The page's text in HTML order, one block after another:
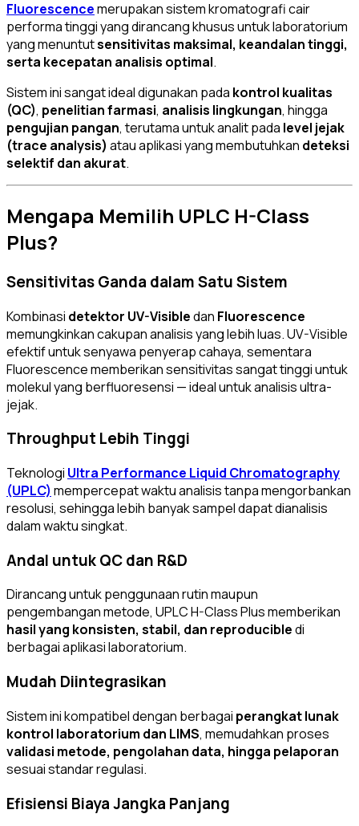
Fluorescencemerupakan sistem kromatografi cair
performa tinggi yang dirancang khusus untuk laboratorium
yang menuntutsensitivitas maksimal, keandalan tinggi,
serta kecepatan analisis optimal.
Sistem ini sangat ideal digunakan pada kontrol kualitas
(QC), penelitian farmasi, analisis lingkungan, hingga
pengujian pangan, terutama untuk analit pada level jejak
(trace analysis) atau aplikasi yang membutuhkan deteksi
selektif dan akurat.
Mengapa Memilih UPLC H-Class
Plus?
Sensitivitas Ganda dalam Satu Sistem
Kombinasi detektor UV-Visibledan Fluorescence
memungkinkan cakupan analisis yang lebih luas. UV-Visible
efektif untuk senyawa penyerap cahaya, sementara
Fluorescence memberikan sensitivitas sangat tinggi untuk
molekul yang berfluoresensi — ideal untuk analisis ultra-
jejak.
Throughput Lebih Tinggi
Teknologi Ultra Performance Liquid Chromatography
(UPLC) mempercepat waktu analisis tanpa mengorbankan
resolusi, sehingga lebih banyak sampel dapat dianalisis
dalam waktu singkat.
Andal untuk QC dan R&D
Dirancang untuk penggunaan rutin maupun
pengembangan metode, UPLC H-Class Plus memberikan
hasil yang konsisten, stabil, dan reproducibledi
berbagai aplikasi laboratorium.
Mudah Diintegrasikan
Sistem ini kompatibel dengan berbagai perangkat lunak
kontrol laboratorium dan LIMS, memudahkan proses
validasi metode, pengolahan data, hingga pelaporan
sesuai standar regulasi.
Efisiensi Biaya Jangka Panjang